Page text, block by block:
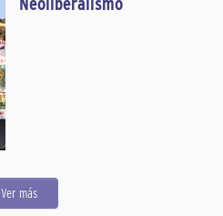
Ver más